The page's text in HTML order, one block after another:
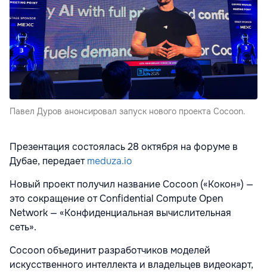
Павел Дуров анонсировал запуск нового проекта Cocoon.
Презентация состоялась 28 октября на форуме в
Дубае, передаетmeduza.io
Новый проект получил название Cocoon («Кокон») —
это сокращение от Confidential Compute Open
Network — «Конфиденциальная вычислительная
сеть».
Cocoon объединит разработчиков моделей
искусственного интеллекта и владельцев видеокарт,